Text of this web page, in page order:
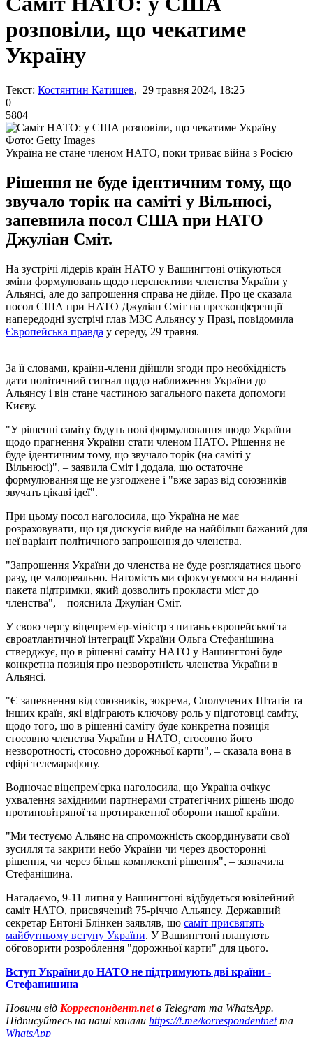
розповіли, що чекатиме
Україну
Текст: Костянтин Катишев, 29 травня 2024, 18:25
0
5804
Фото: Getty Images
Україна не стане членом НАТО, поки триває війна з Росією
Рішення не буде ідентичним тому, що
звучало торік на саміті у Вільнюсі,
запевнила посол США при НАТО
Джуліан Сміт.
На зустрічі лідерів країн НАТО у Вашингтоні очікуються
зміни формулювань щодо перспективи членства України у
Альянсі, але до запрошення справа не дійде. Про це сказала
посол США при НАТО Джуліан Сміт на пресконференції
напередодні зустрічі глав МЗС Альянсу у Празі, повідомила
Європейська правда у середу, 29 травня.
За її словами, країни-члени дійшли згоди про необхідність
дати політичний сигнал щодо наближення України до
Альянсу і він стане частиною загального пакета допомоги
Києву.
"У рішенні саміту будуть нові формулювання щодо України
щодо прагнення України стати членом НАТО. Рішення не
буде ідентичним тому, що звучало торік (на саміті у
Вільнюсі)", – заявила Сміт і додала, що остаточне
формулювання ще не узгоджене і "вже зараз від союзників
звучать цікаві ідеї".
При цьому посол наголосила, що Україна не має
розраховувати, що ця дискусія вийде на найбільш бажаний для
неї варіант політичного запрошення до членства.
"Запрошення України до членства не буде розглядатися цього
разу, це малореально. Натомість ми сфокусуємося на наданні
пакета підтримки, який дозволить прокласти міст до
членства", – пояснила Джуліан Сміт.
У свою чергу віцепрем'єр-міністр з питань європейської та
євроатлантичної інтеграції України Ольга Стефанішина
стверджує, що в рішенні саміту НАТО у Вашингтоні буде
конкретна позиція про незворотність членства України в
Альянсі.
"Є запевнення від союзників, зокрема, Сполучених Штатів та
інших країн, які відіграють ключову роль у підготовці саміту,
щодо того, що в рішенні саміту буде конкретна позиція
стосовно членства України в НАТО, стосовно його
незворотності, стосовно дорожньої карти", – сказала вона в
ефірі телемарафону.
Водночас віцепрем'єрка наголосила, що Україна очікує
ухвалення західними партнерами стратегічних рішень щодо
протиповітряної та протиракетної оборони нашої країни.
"Ми тестуємо Альянс на спроможність скоординувати свої
зусилля та закрити небо України чи через двосторонні
рішення, чи через більш комплексні рішення", – зазначила
Стефанішина.
Нагадаємо, 9-11 липня у Вашингтоні відбудеться ювілейний
саміт НАТО, присвячений 75-річчю Альянсу. Державний
секретар Ентоні Блінкен заявляв, що саміт присвятять
майбутньому вступу України. У Вашингтоні планують
обговорити розроблення "дорожньої карти" для цього.
Вступ України до НАТО не підтримують дві країни -
Стефанишина
Новини від Корреспондент.netв Telegram та WhatsApp.
Підписуйтесь на наші канали https://t.me/korrespondentnetта
WhatsApp